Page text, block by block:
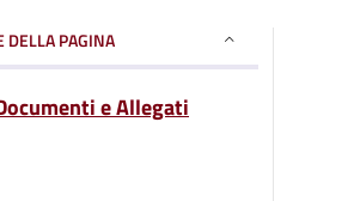
DELLA PAGINA
e Allegati